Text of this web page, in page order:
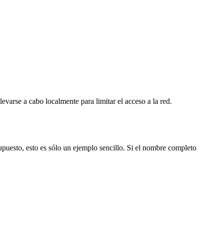
a cabo localmente para limitar el acceso a la red.
esto es sólo un ejemplo sencillo. Si el nombre completo